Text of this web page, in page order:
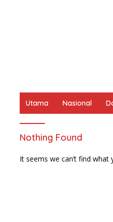
Utama Nasional
Nothing Found
It seems we can’t find what